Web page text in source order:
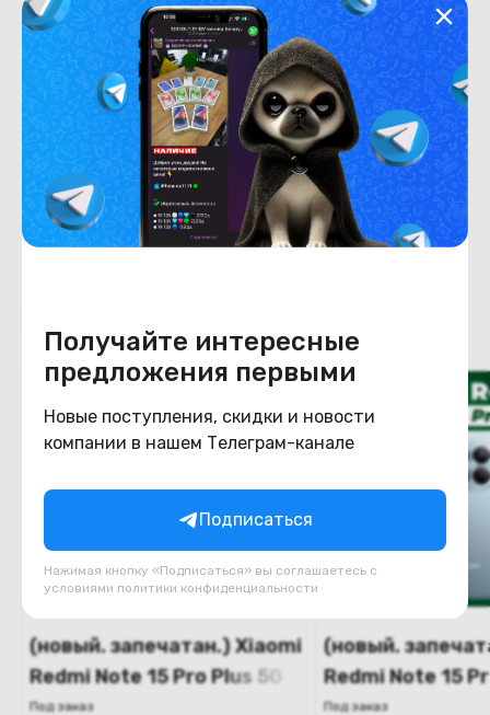
Получайте интересные
предложения первыми
Новые поступления, скидки и новости
компании в нашем Телеграм-канале
Подписаться
Нажимая кнопку «Подписаться» вы соглашаетесь с
условиями политики конфиденциальности
Хранение данных
Емкость накопителя 256
Конструкция
Цвет коричневый
(новый. запечатан.) Xiaomi
Redmi Note 15 Pro Plus 5G
12GB/256GB
Под заказ
(новый.
Redmi Note 15
12GB/256GB
Под заказ